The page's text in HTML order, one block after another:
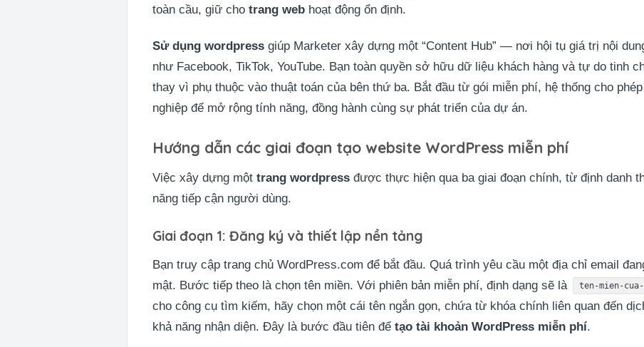
toàn cầu, giữ chotrang web hoạt động ổn định.
Sử dụng wordpress giúp Marketer xây dựng một “Content Hub” — nơi hội tụ giá trị nội
như Facebook, TikTok, YouTube. Bạn toàn quyền sở hữu dữ liệu khách hàng và tự do tinh
thay vì phụ thuộc vào thuật toán của bên thứ ba. Bắt đầu từ gói miễn phí, hệ thống cho
nghiệp để mở rộng tính năng, đồng hành cùng sự phát triển của dự án.
Hướng dẫn các giai đoạn tạo website WordPress miễn phí
Việc xây dựng mộttrang wordpress được thực hiện qua ba giai đoạn chính, từ định danh
năng tiếp cận người dùng.
Giai đoạn 1: Đăng ký và thiết lập nền tảng
Bạn truy cập trang chủ WordPress.com để bắt đầu. Quá trình yêu cầu một địa chỉ email
mật. Bước tiếp theo là chọn tên miền. Với phiên bản miễn phí, định dạng sẽ là
ten-mien-
cho công cụ tìm kiếm, hãy chọn một cái tên ngắn gọn, chứa từ khóa chính liên quan đến
khả năng nhận diện. Đây là bước đầu tiên đểtạo tài khoản WordPress miễn phí.